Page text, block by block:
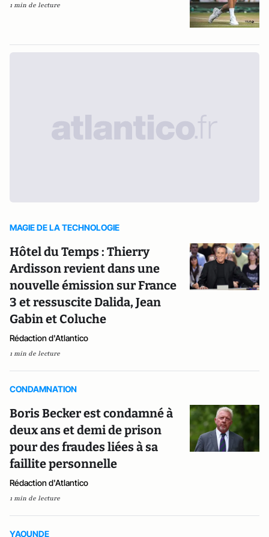
1 min de lecture
MAGIE DE LA TECHNOLOGIE
Hôtel du Temps : Thierry
Ardisson revient dans une
nouvelle émission sur France
3 et ressuscite Dalida, Jean
Gabin et Coluche
Rédaction d'Atlantico
1 min de lecture
CONDAMNATION
Boris Becker est condamné à
deux ans et demi de prison
pour des fraudes liées à sa
faillite personnelle
Rédaction d'Atlantico
1 min de lecture
YAOUNDE